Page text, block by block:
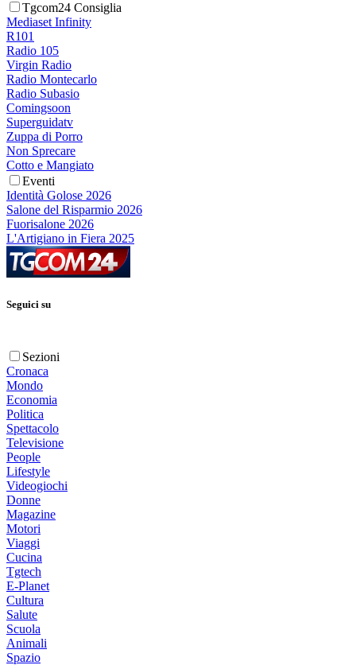
Tgcom24 Consiglia
Mediaset Infinity
R101
Radio 105
Virgin Radio
Radio Montecarlo
Radio Subasio
Comingsoon
Superguidatv
Zuppa di Porro
Non Sprecare
Cotto e Mangiato
Eventi
Identità Golose 2026
Salone del Risparmio 2026
Fuorisalone 2026
L'Artigiano in Fiera 2025
Seguici su
Sezioni
Cronaca
Mondo
Economia
Politica
Spettacolo
Televisione
People
Lifestyle
Videogiochi
Donne
Magazine
Motori
Viaggi
Cucina
Tgtech
E-Planet
Cultura
Salute
Scuola
Animali
Spazio